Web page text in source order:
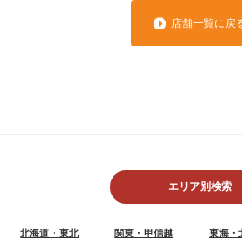
店舗一覧に戻
エリア別検索
北海道・東北 関東・甲信越 東海・